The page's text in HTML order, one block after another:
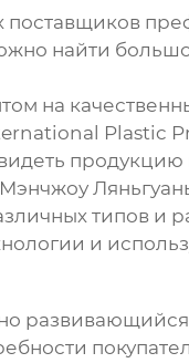
поставщиков
найти
на
Plastic
типов и
и